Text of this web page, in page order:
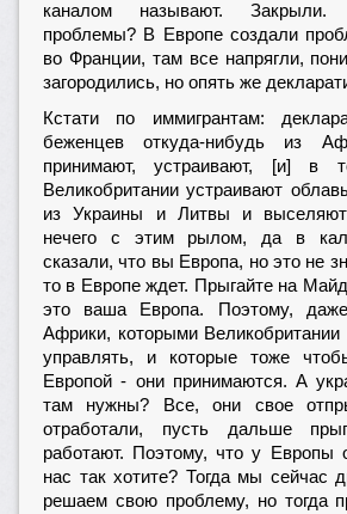
каналом называют.
проблемы? В Европе создали
во Франции, там все напрягли,
загородились, но опять же
Кстати по иммигрантам:
беженцев откуда-нибудь из
принимают, устраивают, [и]
Великобритании устраивают
из Украины и Литвы и
нечего с этим рылом, да в
сказали, что вы Европа, но это не
то в Европе ждет. Прыгайте на
это ваша Европа. Поэтому,
Африки, которыми Великобритании
управлять, и которые тоже
Европой - они принимаются. А
там нужны? Все, они свое
отработали, пусть дальше
работают. Поэтому, что у Европы
нас так хотите? Тогда мы сейчас
решаем свою проблему, но тогда